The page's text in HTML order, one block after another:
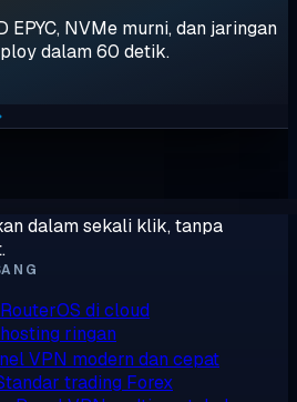
EPYC, NVMe murni, dan jaringan
dalam 60 detik.
dalam sekali klik, tanpa
RouterOS di cloud
ringan
VPN modern dan cepat
trading Forex